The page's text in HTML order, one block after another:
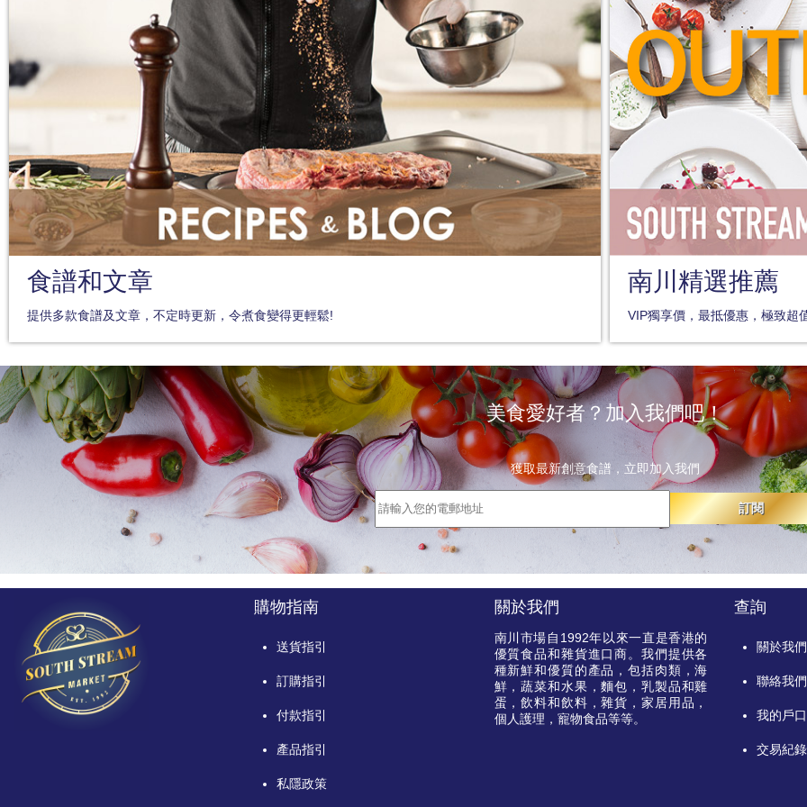
食譜和文章
提供多款食譜及文章，不定時更新，令煮食變得更輕鬆!
南川精選推薦
VIP獨享價，最抵優惠，極致超
美食愛好者？加入我們吧！
獲取最新創意食譜，立即加入我們
訂閱
購物指南
送貨指引
訂購指引
付款指引
產品指引
私隱政策
關於我們
南川市場自 1992年以來一直是香港的
優質食品和雜貨進口商。我們提供各
種新鮮和優質的產品，包括肉類，海
鮮，蔬菜和水果，麵包，乳製品和雞
蛋，飲料和飲料，雜貨，家居用品，
個人護理，寵物食品等等。
查詢
關於我們
聯絡我們
我的戶口
交易紀錄